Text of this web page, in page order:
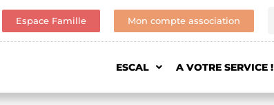
Espace Famille Mon compte association
ESCAL A VOTRE SERVICE !